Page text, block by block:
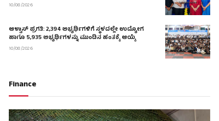
10/08/2026
ಆಳ್ವಾಸ್ ಪ್ರಗತಿ: 2,394 ಅಭ್ಯರ್ಥಿಗಳಿಗೆ ಸ್ಥಳದಲ್ಲೇ ಉದ್ಯೋಗ
ಹಾಗೂ 5,935 ಅಭ್ಯರ್ಥಿಗಳನ್ನು ಮುಂದಿನ ಹಂತಕ್ಕೆ ಆಯ್ಕೆ
10/08/2026
Finance